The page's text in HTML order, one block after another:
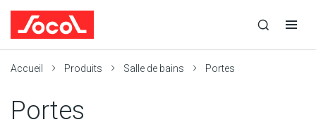
recherche
recherche
navigation
Accueil Produits Salle de bains Portes
Portes